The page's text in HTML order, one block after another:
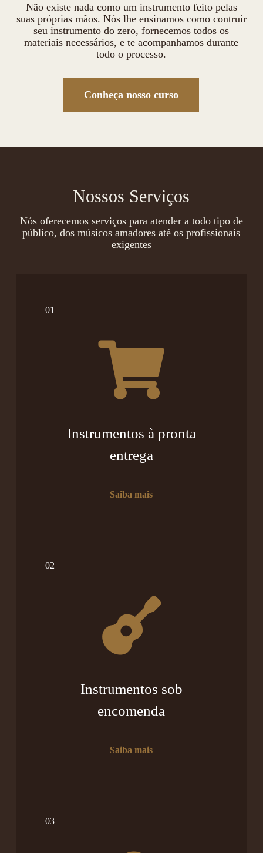
Não existe nada como um instrumento feito pelas
suas próprias mãos. Nós lhe ensinamos como contruir
seu instrumento do zero, fornecemos todos os
materiais necessários, e te acompanhamos durante
todo o processo.
Conheça nosso curso
Nossos Serviços
Nós oferecemos serviços para atender a todo tipo de
público, dos músicos amadores até os profissionais
exigentes
01
Instrumentos à pronta
entrega
Saiba mais
02
Instrumentos sob
encomenda
Saiba mais
03